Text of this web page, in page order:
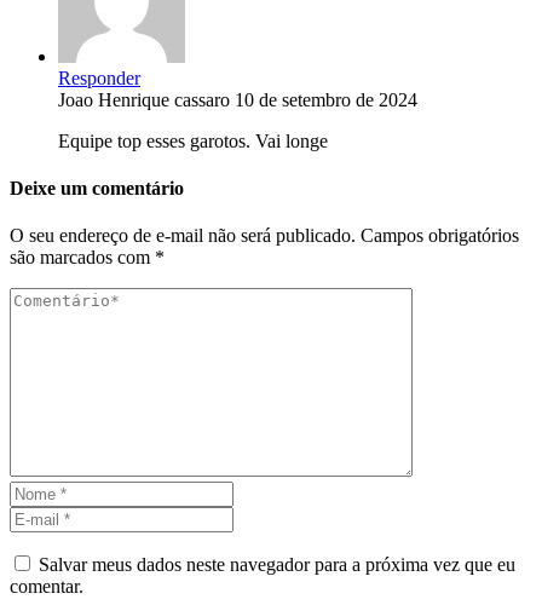
Responder
Joao Henrique cassaro 10 de setembro de 2024
Equipe top esses garotos. Vai longe
Deixe um comentário
O seu endereço de e-mail não será publicado. Campos obrigatórios
são marcados com *
Salvar meus dados neste navegador para a próxima vez que eu
comentar.